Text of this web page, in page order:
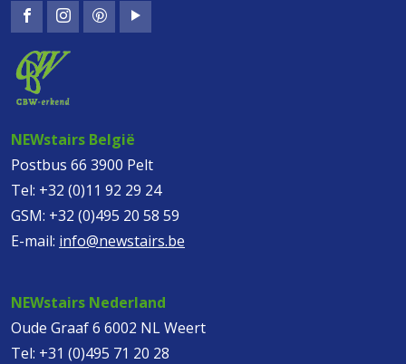
NEWstairs België
Postbus 66 3900 Pelt
Tel: +32 (0)11 92 29 24
GSM: +32 (0)495 20 58 59
E-mail: info@newstairs.be
NEWstairs Nederland
Oude Graaf 6 6002 NL Weert
Tel: +31 (0)495 71 20 28